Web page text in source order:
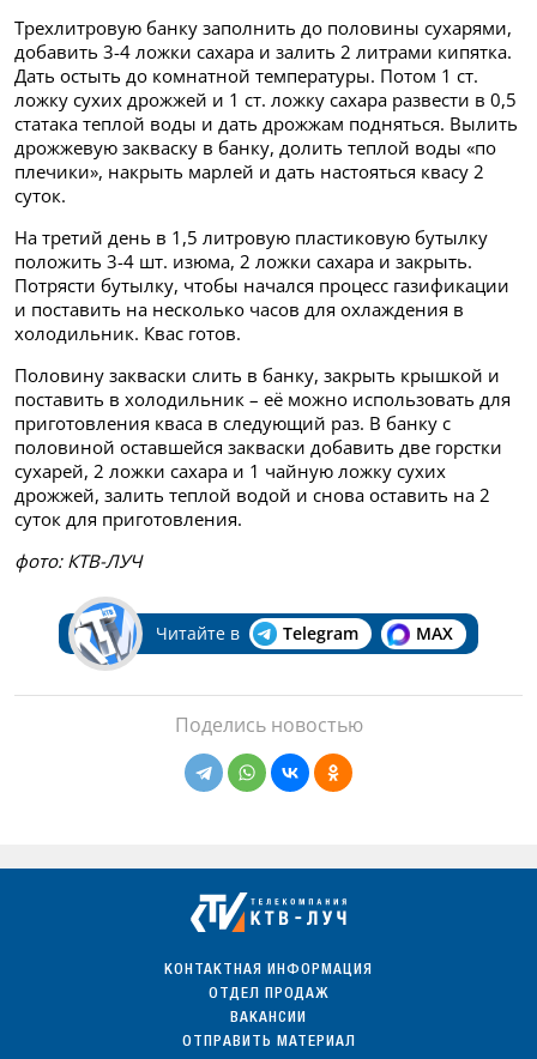
Трехлитровую банку заполнить до половины сухарями,
добавить 3-4 ложки сахара и залить 2 литрами кипятка.
Дать остыть до комнатной температуры. Потом 1 ст.
ложку сухих дрожжей и 1 ст. ложку сахара развести в 0,5
статака теплой воды и дать дрожжам подняться. Вылить
дрожжевую закваску в банку, долить теплой воды «по
плечики», накрыть марлей и дать настояться квасу 2
суток.
На третий день в 1,5 литровую пластиковую бутылку
положить 3-4 шт. изюма, 2 ложки сахара и закрыть.
Потрясти бутылку, чтобы начался процесс газификации
и поставить на несколько часов для охлаждения в
холодильник. Квас готов.
Половину закваски слить в банку, закрыть крышкой и
поставить в холодильник – её можно использовать для
приготовления кваса в следующий раз. В банку с
половиной оставшейся закваски добавить две горстки
сухарей, 2 ложки сахара и 1 чайную ложку сухих
дрожжей, залить теплой водой и снова оставить на 2
суток для приготовления.
фото: КТВ-ЛУЧ
Читайте в Telegram MAX
Поделись новостью
КОНТАКТНАЯ ИНФОРМАЦИЯ
ОТДЕЛ ПРОДАЖ
ВАКАНСИИ
ОТПРАВИТЬ МАТЕРИАЛ